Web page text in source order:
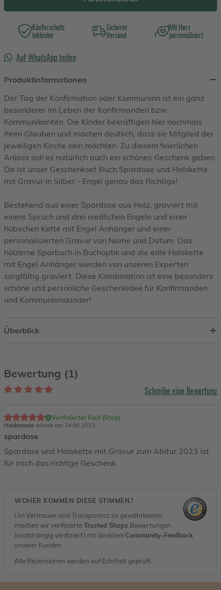
Käuferschutz
inklusive
Sicherer
Versand
Mit Herz
personalisiert
Auf WhatsApp teilen
Produktinformationen
Der Tag der Konfirmation oder Kommunion ist ein ganz
besonderer im Leben der Konfirmanden bzw.
Kommunikanten. Die Kinder bekräftigen hier nochmals
ihren Glauben und machen deutlich, dass sie Mitglied der
jeweiligen Kirche sein möchten. Zu diesem feierlichen
Anlass soll es natürlich auch ein schönes Geschenk geben.
Da ist unser Geschenkset Buch Spardose und Halskette
mit Gravur in Silber - Engel genau das Richtige!
Bestehend aus einer Spardose aus Holz, graviert mit
einem Spruch und drei niedlichen Engeln und einer
hübschen Kette mit Engel Anhänger und einer
personalisierten Gravur von Name und Datum. Das
hölzerne Sparbuch in Buchoptik und die edle Halskette
mit Engel Anhänger werden von unseren Experten
sorgfältig graviert. Diese Kombination ist eine besonders
schöne und persönliche Geschenkidee für Konfirmanden
und Kommunionskinder!
Überblick
Bewertung (1)
Schreibe eine Bewertung
Heidemarie schrieb am 24.05.2023
Verifizierter Kauf (Shop)
spardose
Spardose und Halskette mit Gravur zum Abitur 2023 ist
für mich das richtige Geschenk.
WOHER KOMMEN DIESE STIMMEN?
Um Vertrauen und Transparenz zu gewährleisten,
mischen wir verifizierteTrusted Shops Bewertungen
(unabhängig verifiziert) mit direktem Community-Feedback
unserer Kunden.
Alle Rezensionen werden auf Echtheit geprüft.